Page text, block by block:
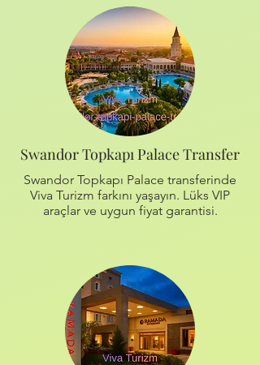
Swandor Topkapı Palace Transfer
Swandor Topkapı Palace transferinde
Viva Turizm farkını yaşayın. Lüks VIP
araçlar ve uygun fiyat garantisi.